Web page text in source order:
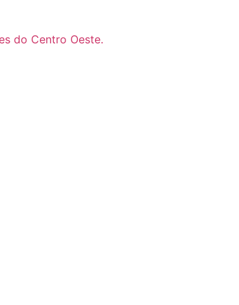
do Centro Oeste.